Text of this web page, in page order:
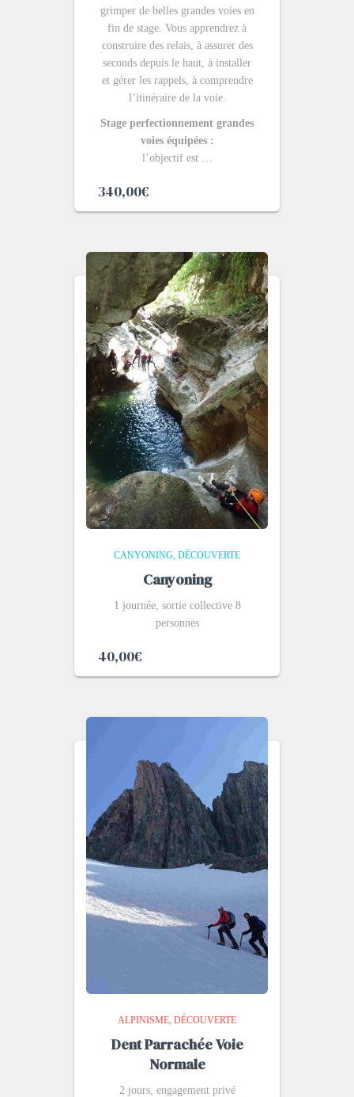
grimper de belles grandes voies en
fin de stage. Vous apprendrez à
construire des relais, à assurer des
seconds depuis le haut, à installer
et gérer les rappels, à comprendre
l’itinéraire de la voie.
Stage perfectionnement grandes
voies équipées :
l’objectif est …
340,00€
CANYONING DÉCOUVERTE
Canyoning
1 journée, sortie collective 8
personnes
40,00€
ALPINISME DÉCOUVERTE
Dent Parrachée Voie
Normale
2 jours, engagement privé